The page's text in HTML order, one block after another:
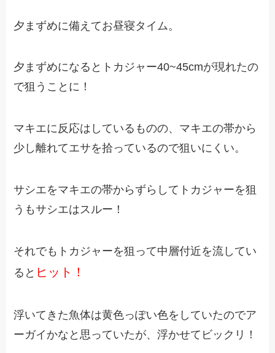
夕まずめに備えてお昼寝タイム。
夕まずめになるとトカジャー40~45cmが現れたの
で狙うことに！
マキエに反応はしているものの、マキエの帯から
少し離れてエサを拾っているので狙いにくい。
サシエをマキエの帯からずらしてトカジャーを狙
うもサシエはスルー！
それでもトカジャーを狙って中層付近を流してい
ると ヒット！
浮いてきた魚体は黄色っぽい色をしていたのでア
ーガイかなと思っていたが、浮かせてビックリ！